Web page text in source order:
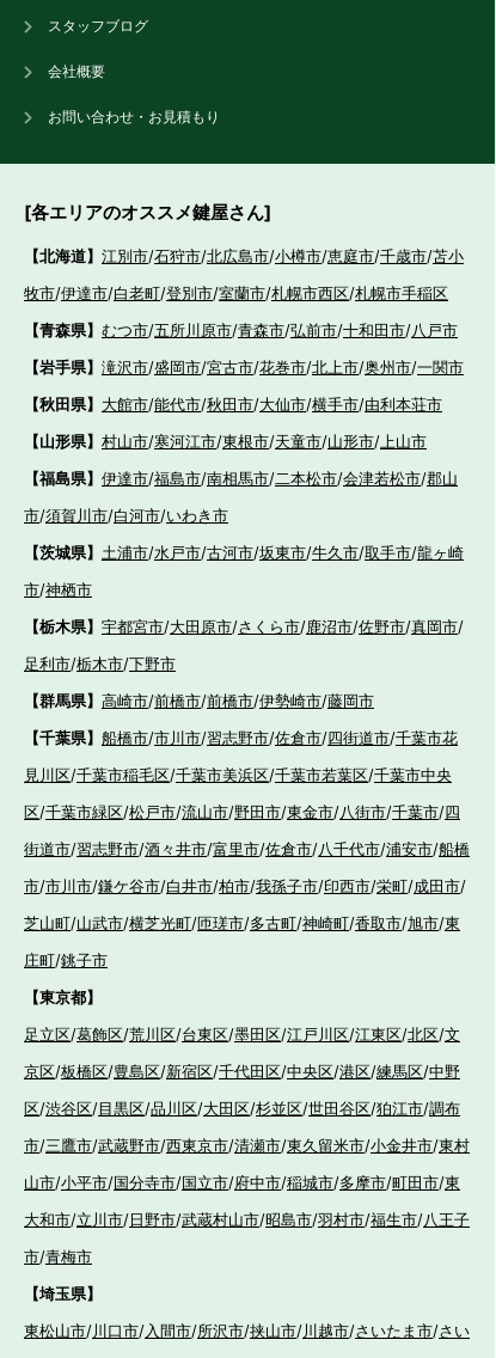
スタッフブログ
会社概要
お問い合わせ・お見積もり
[各エリアのオススメ鍵屋さん]
【北海道】 江別市/石狩市/北広島市/小樽市/恵庭市/千歳市/苫小
牧市/伊達市/白老町/登別市/室蘭市/札幌市西区/札幌市手稲区
【青森県】 むつ市/五所川原市/青森市/弘前市/十和田市/八戸市
【岩手県】 滝沢市/盛岡市/宮古市/花巻市/北上市/奥州市/一関市
【秋田県】 大館市/能代市/秋田市/大仙市/横手市/由利本荘市
【山形県】 村山市/寒河江市/東根市/天童市/山形市/上山市
【福島県】 伊達市/福島市/南相馬市/二本松市/会津若松市/郡山
市/須賀川市/白河市/いわき市
【茨城県】 土浦市/水戸市/古河市/坂東市/牛久市/取手市/龍ヶ崎
市/神栖市
【栃木県】 宇都宮市/大田原市/さくら市/鹿沼市/佐野市/真岡市/
足利市/栃木市/下野市
【群馬県】 高崎市/前橋市/前橋市/伊勢崎市/藤岡市
【千葉県】 船橋市/市川市/習志野市/佐倉市/四街道市/千葉市花
見川区/千葉市稲毛区/千葉市美浜区/千葉市若葉区/千葉市中央
区/千葉市緑区/松戸市/流山市/野田市/東金市/八街市/千葉市/四
街道市/習志野市/酒々井市/富里市/佐倉市/八千代市/浦安市/船橋
市/市川市/鎌ケ谷市/白井市/柏市/我孫子市/印西市/栄町/成田市/
芝山町/山武市/横芝光町/匝瑳市/多古町/神崎町/香取市/旭市/東
庄町/銚子市
【東京都】
足立区/葛飾区/荒川区/台東区/墨田区/江戸川区/江東区/北区/文
京区/板橋区/豊島区/新宿区/千代田区/中央区/港区/練馬区/中野
区/渋谷区/目黒区/品川区/大田区/杉並区/世田谷区/狛江市/調布
市/三鷹市/武蔵野市/西東京市/清瀬市/東久留米市/小金井市/東村
山市/小平市/国分寺市/国立市/府中市/稲城市/多摩市/町田市/東
大和市/立川市/日野市/武蔵村山市/昭島市/羽村市/福生市/八王子
市/青梅市
【埼玉県】
東松山市/川口市/入間市/所沢市/挟山市/川越市/さいたま市/さい